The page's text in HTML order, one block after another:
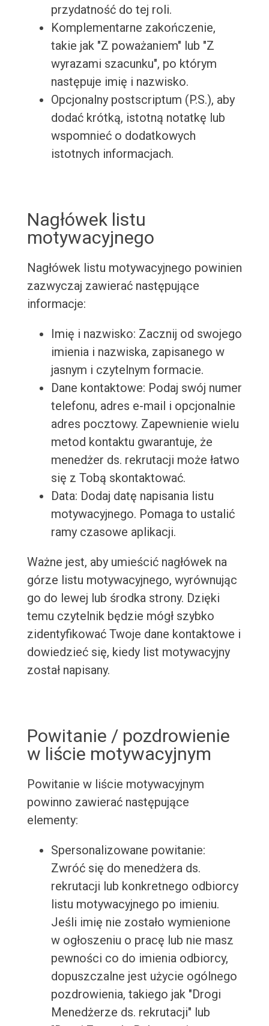
przydatność do tej roli.
Komplementarne zakończenie,
takie jak "Z poważaniem" lub "Z
wyrazami szacunku", po którym
następuje imię i nazwisko.
Opcjonalny postscriptum (P.S.), aby
dodać krótką, istotną notatkę lub
wspomnieć o dodatkowych
istotnych informacjach.
Nagłówek listu
motywacyjnego
Nagłówek listu motywacyjnego powinien
zazwyczaj zawierać następujące
informacje:
Imię i nazwisko: Zacznij od swojego
imienia i nazwiska, zapisanego w
jasnym i czytelnym formacie.
Dane kontaktowe: Podaj swój numer
telefonu, adres e-mail i opcjonalnie
adres pocztowy. Zapewnienie wielu
metod kontaktu gwarantuje, że
menedżer ds. rekrutacji może łatwo
się z Tobą skontaktować.
Data: Dodaj datę napisania listu
motywacyjnego. Pomaga to ustalić
ramy czasowe aplikacji.
Ważne jest, aby umieścić nagłówek na
górze listu motywacyjnego, wyrównując
go do lewej lub środka strony. Dzięki
temu czytelnik będzie mógł szybko
zidentyfikować Twoje dane kontaktowe i
dowiedzieć się, kiedy list motywacyjny
został napisany.
Powitanie / pozdrowienie
w liście motywacyjnym
Powitanie w liście motywacyjnym
powinno zawierać następujące
elementy:
Spersonalizowane powitanie:
Zwróć się do menedżera ds.
rekrutacji lub konkretnego odbiorcy
listu motywacyjnego po imieniu.
Jeśli imię nie zostało wymienione
w ogłoszeniu o pracę lub nie masz
pewności co do imienia odbiorcy,
dopuszczalne jest użycie ogólnego
pozdrowienia, takiego jak "Drogi
Menedżerze ds. rekrutacji" lub